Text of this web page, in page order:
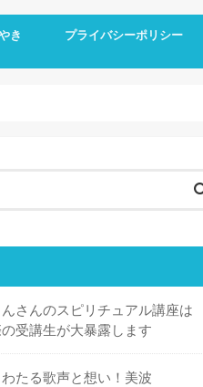
き プライバシーポリシー
さんのスピリチュアル講座は
受講生が大暴露します
たる歌声と想い！美波